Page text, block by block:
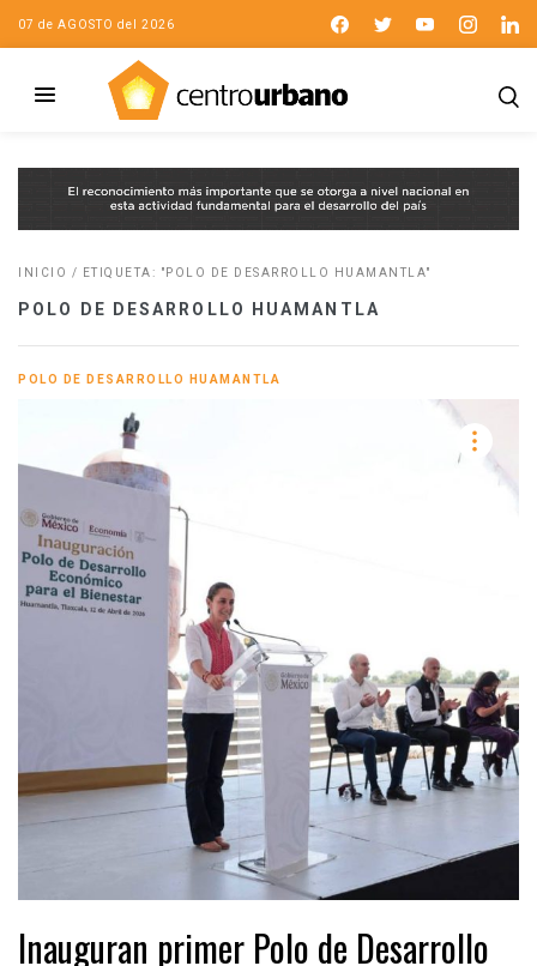
07 de AGOSTO del 2026
INICIO / ETIQUETA: "POLO DE DESARROLLO HUAMANTLA"
POLO DE DESARROLLO HUAMANTLA
POLO DE DESARROLLO HUAMANTLA
Inauguran primer Polo de Desarrollo